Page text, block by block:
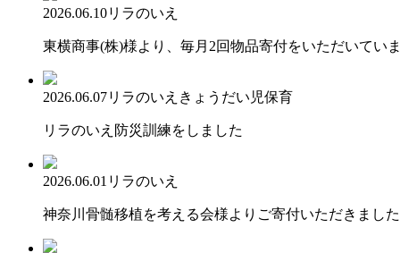
2026.06.10リラのいえ
東横商事(株)様より、毎月2回物品寄付をいただいてい
2026.06.07リラのいえ きょうだい児保育
リラのいえ防災訓練をしました
2026.06.01 リラのいえ
神奈川骨髄移植を考える会様よりご寄付いただきました